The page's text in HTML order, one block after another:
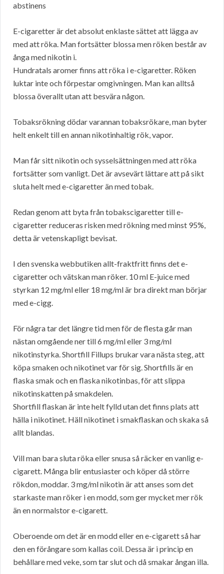
abstinens
E-cigaretter är det absolut enklaste sättet att lägga av
med att röka. Man fortsätter blossa men röken består av
ånga med nikotin i.
Hundratals aromer finns att röka i e-cigaretter. Röken
luktar inte och förpestar omgivningen. Man kan alltså
blossa överallt utan att besvära någon.
Tobaksrökning dödar varannan tobaksrökare, man byter
helt enkelt till en annan nikotinhaltig rök, vapor.
Man får sitt nikotin och sysselsättningen med att röka
fortsätter som vanligt. Det är avsevärt lättare att på sikt
sluta helt med e-cigaretter än med tobak.
Redan genom att byta från tobakscigaretter till e-
cigaretter reduceras risken med rökning med minst 95%,
detta är vetenskapligt bevisat.
I den svenska webbutiken allt-fraktfritt finns det e-
cigaretter och vätskan man röker. 10 ml E-juice med
styrkan 12 mg/ml eller 18 mg/ml är bra direkt man börjar
med e-cigg.
För några tar det längre tid men för de flesta går man
nästan omgående ner till 6 mg/ml eller 3 mg/ml
nikotinstyrka. Shortfill Fillups brukar vara nästa steg, att
köpa smaken och nikotinet var för sig. Shortfills är en
flaska smak och en flaska nikotinbas, för att slippa
nikotinskatten på smakdelen.
Shortfill flaskan är inte helt fylld utan det finns plats att
hälla i nikotinet. Häll nikotinet i smakflaskan och skaka så
allt blandas.
Vill man bara sluta röka eller snusa så räcker en vanlig e-
cigarett. Många blir entusiaster och köper då större
rökdon, moddar. 3 mg/ml nikotin är att anses som det
starkaste man röker i en modd, som ger mycket mer rök
än en normalstor e-cigarett.
Oberoende om det är en modd eller en e-cigarett så har
den en förångare som kallas coil. Dessa är i princip en
behållare med veke, som tar slut och då smakar ångan illa.